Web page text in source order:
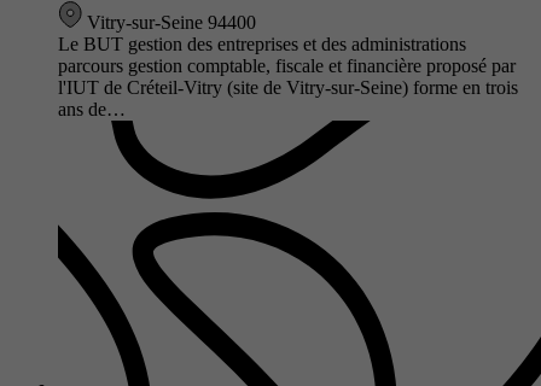
Vitry-sur-Seine 94400
Le BUT gestion des entreprises et des administrations
parcours gestion comptable, fiscale et financière proposé par
l'IUT de Créteil-Vitry (site de Vitry-sur-Seine) forme en trois
ans de…